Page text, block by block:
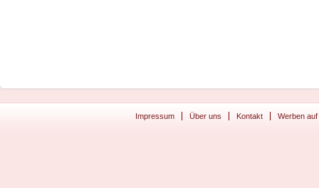
Impressum Über uns Kontakt Werben